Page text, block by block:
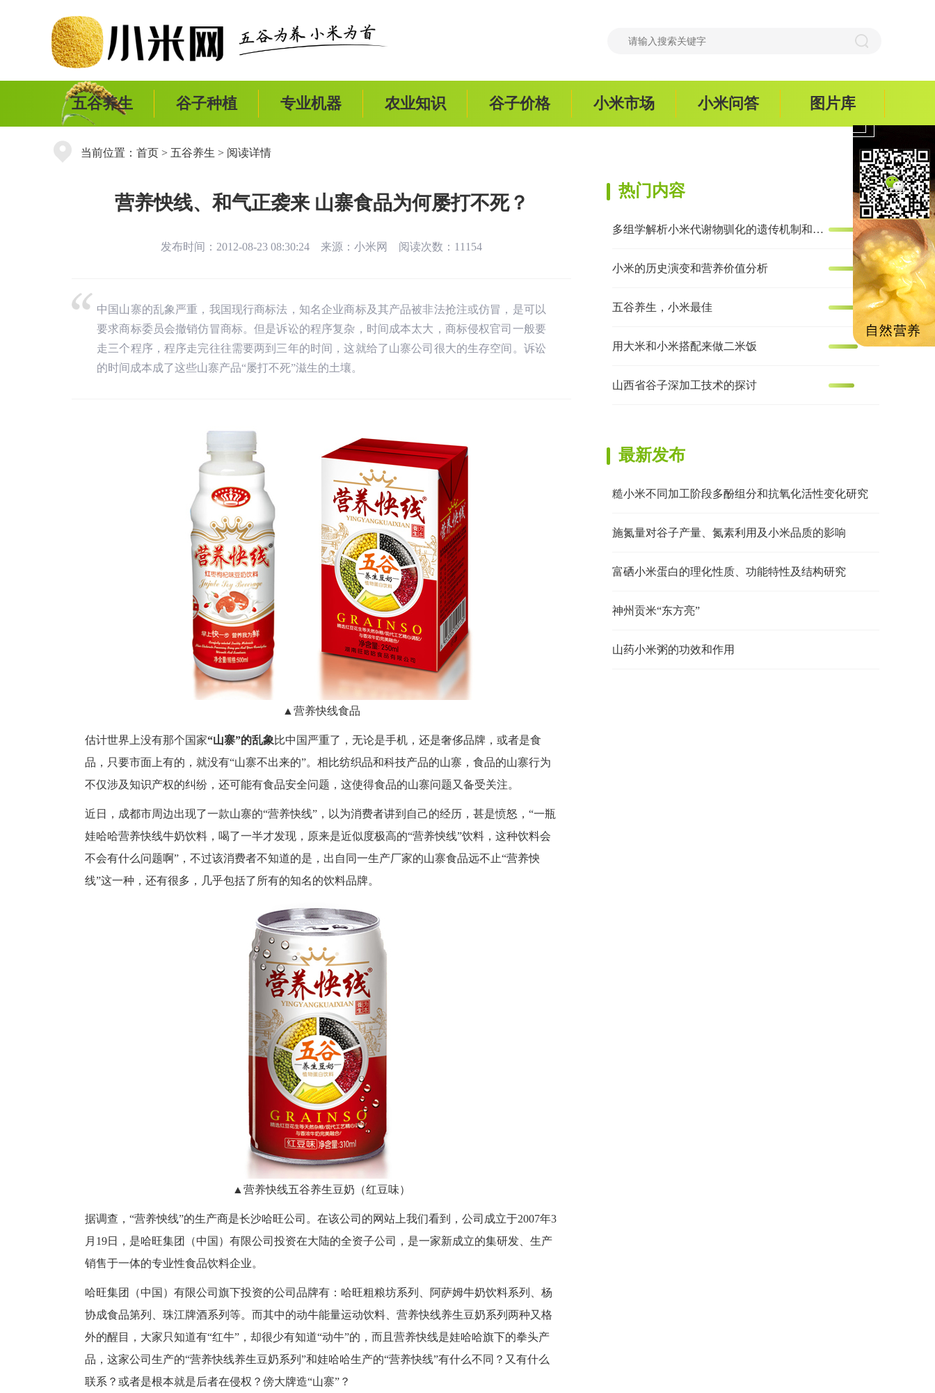
五谷养生 谷子种植 专业机器 农业知识 谷子价格 小米市场 小米问答 图片库
当前位置： 首页 > 五谷养生 > 阅读详情
营养怏线、和气正袭来 山寨食品为何屡打不死？
发布时间：2012-08-23 08:30:24 来源： 小米网 阅读次数：11154
中国山寨的乱象严重，我国现行商标法，知名企业商标及其产品被非法抢注或仿冒，是可以
要求商标委员会撤销仿冒商标。但是诉讼的程序复杂，时间成本太大，商标侵权官司一般要
走三个程序，程序走完往往需要两到三年的时间，这就给了山寨公司很大的生存空间。诉讼
的时间成本成了这些山寨产品“屡打不死”滋生的土壤。
▲营养快线食品
估计世界上没有那个国家“山寨”的乱象比中国严重了，无论是手机，还是奢侈品牌，或者是食
品，只要市面上有的，就没有“山寨不出来的”。相比纺织品和科技产品的山寨，食品的山寨行为
不仅涉及知识产权的纠纷，还可能有食品安全问题，这使得食品的山寨问题又备受关注。
近日，成都市周边出现了一款山寨的“营养快线”，以为消费者讲到自己的经历，甚是愤怒，“一瓶
娃哈哈营养快线牛奶饮料，喝了一半才发现，原来是近似度极高的“营养怏线”饮料，这种饮料会
不会有什么问题啊”，不过该消费者不知道的是，出自同一生产厂家的山寨食品远不止“营养怏
线”这一种，还有很多，几乎包括了所有的知名的饮料品牌。
▲营养快线五谷养生豆奶（红豆味）
据调查，“营养怏线”的生产商是长沙哈旺公司。在该公司的网站上我们看到，公司成立于2007年3
月19日，是哈旺集团（中国）有限公司投资在大陆的全资子公司，是一家新成立的集研发、生产
销售于一体的专业性食品饮料企业。
哈旺集团（中国）有限公司旗下投资的公司品牌有：哈旺粗粮坊系列、阿萨姆牛奶饮料系列、杨
协成食品第列、珠江牌酒系列等。而其中的动牛能量运动饮料、营养快线养生豆奶系列两种又格
外的醒目，大家只知道有“红牛”，却很少有知道“动牛”的，而且营养快线是娃哈哈旗下的拳头产
品，这家公司生产的“营养快线养生豆奶系列”和娃哈哈生产的“营养快线”有什么不同？又有什么
联系？或者是根本就是后者在侵权？傍大牌造“山寨”？
热门内容
多组学解析小米代谢物驯化的遗传机制和抗炎效果
小米的历史演变和营养价值分析
五谷养生，小米最佳
用大米和小米搭配来做二米饭
山西省谷子深加工技术的探讨
最新发布
糙小米不同加工阶段多酚组分和抗氧化活性变化研究
施氮量对谷子产量、氮素利用及小米品质的影响
富硒小米蛋白的理化性质、功能特性及结构研究
神州贡米“东方亮”
山药小米粥的功效和作用